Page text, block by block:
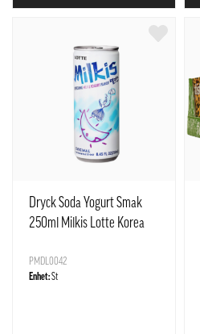
Dryck Soda Yogurt Smak
250ml Milkis Lotte Korea
PMDL0042
Enhet:St